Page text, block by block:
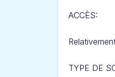
ACCÈS:
TYPE DE